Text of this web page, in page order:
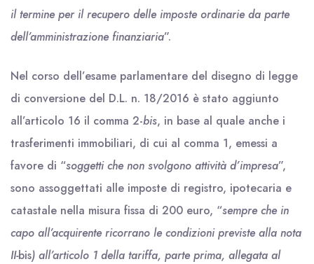
il termine per il recupero delle imposte ordinarie da parte
dell’amministrazione finanziaria”.
Nel corso dell’esame parlamentare del disegno di legge
di conversione del D.L. n. 18/2016 è stato aggiunto
all’articolo 16 il comma 2-bis, in base al quale anche i
trasferimenti immobiliari, di cui al comma 1, emessi a
favore di “soggetti che non svolgono attività d’impresa”,
sono assoggettati alle imposte di registro, ipotecaria e
catastale nella misura fissa di 200 euro, “sempre che in
capo all’acquirente ricorrano le condizioni previste alla nota
II-bis) all’articolo 1 della tariffa, parte prima, allegata al